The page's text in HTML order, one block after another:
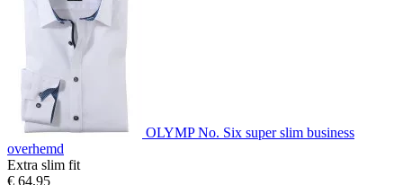
OLYMP No. Six super slim business
overhemd
Extra slim fit
€ 64,95